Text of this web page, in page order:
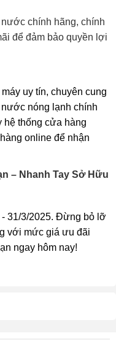
chính hãng, chính
để đảm bảo quyền lợi
uy tín, chuyên cung
nóng lạnh chính
thống cửa hàng
online để nhận
– Nhanh Tay Sở Hữu
31/3/2025. Đừng bỏ lỡ
với mức giá ưu đãi
ngay hôm nay!